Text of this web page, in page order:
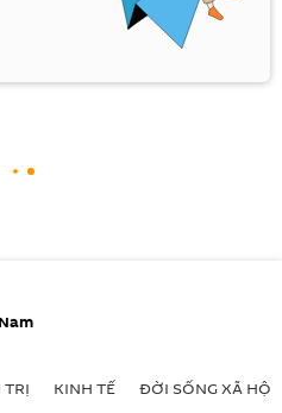
TRỊ KINH TẾ ĐỜI SỐNG XÃ HỘI